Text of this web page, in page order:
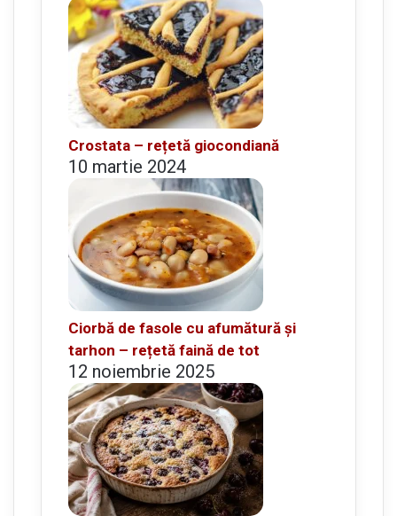
Crostata – rețetă giocondiană
10 martie 2024
Ciorbă de fasole cu afumătură și
tarhon – rețetă faină de tot
12 noiembrie 2025